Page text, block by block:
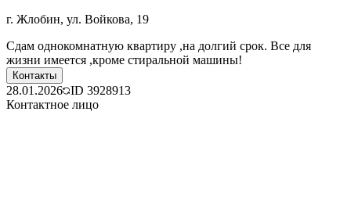
г. Жлобин, ул. Войкова, 19
Сдам однокомнатную квартиру ,на долгий срок. Все для
жизни имеется ,кроме стиральной машины!
Контакты
28.01.2026 ID 3928913
Контактное лицо